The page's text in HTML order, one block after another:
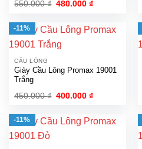
550.000₫ Giá
550.000 ₫.
480.000₫Giá
là:
480.000 ₫.
-11%
CẦU LÔNG
Giày Cầu Lông Promax 19001
Trắng
450.000₫ Giá
450.000 ₫.
400.000₫Giá
là:
400.000 ₫.
-11%